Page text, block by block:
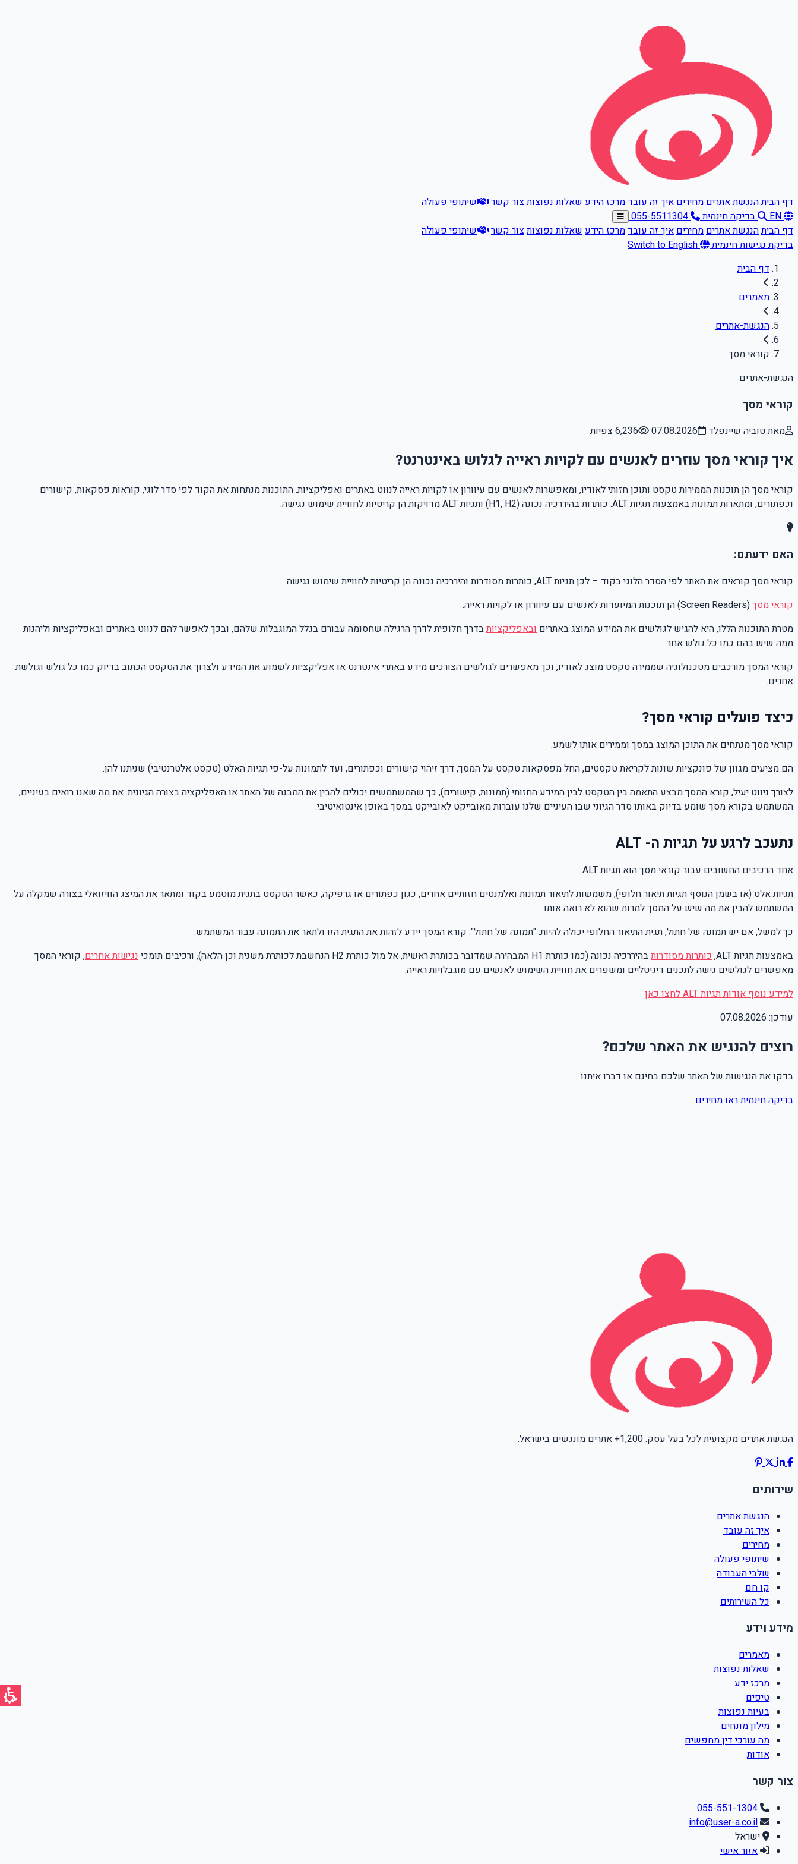
דף הביתהנגשת אתריםמחיריםאיך זה עובדמרכז הידעשאלות נפוצותצור קשר
שיתופי פעולה
EN
בדיקה חינמית
055-5511304
דף הביתהנגשת אתריםמחיריםאיך זה עובדמרכז הידעשאלות נפוצותצור קשר
שיתופי פעולה
בדיקת נגישות חינמית
Switch to English
דף הבית
מאמרים
הנגשת-אתרים
קוראי מסך
הנגשת-אתרים
קוראי מסך
מאת טוביה שיינפלד 07.08.2026 6,236 צפיות
איך קוראי מסך עוזרים לאנשים עם לקויות ראייה לגלוש באינטרנט?
קוראי מסך הן תוכנות הממירות טקסט ותוכן חזותי לאודיו, ומאפשרות לאנשים עם עיוורון או לקויות ראייה לנווט באתרים ואפליקציות. התוכנות מנתחות את הקוד לפי סדר לוגי, קוראות פסקאות, קישורים
וכפתורים, ומתארות תמונות באמצעות תגיות ALT. כותרות בהיררכיה נכונה (H1, H2) ותגיות ALT מדויקות הן קריטיות לחוויית שימוש נגישה.
האם ידעתם:
קוראי מסך קוראים את האתר לפי הסדר הלוגי בקוד – לכן תגיות ALT, כותרות מסודרות והיררכיה נכונה הן קריטיות לחוויית שימוש נגישה.
קוראי מסך(Screen Readers) הן תוכנות המיועדות לאנשים עם עיוורון או לקויות ראייה.
מטרת התוכנות הללו, היא להגיש לגולשים את המידע המוצג באתרים ובאפליקציותבדרך חלופית לדרך הרגילה שחסומה עבורם בגלל המוגבלות שלהם, ובכך לאפשר להם לנווט באתרים ובאפליקציות וליהנות
ממה שיש בהם כמו כל גולש אחר.
קוראי המסך מורכבים מטכנולוגיה שממירה טקסט מוצג לאודיו, וכך מאפשרים לגולשים הצורכים מידע באתרי אינטרנט או אפליקציות לשמוע את המידע ולצרוך את הטקסט הכתוב בדיוק כמו כל גולש וגולשת
אחרים.
כיצד פועלים קוראי מסך?
קוראי מסך מנתחים את התוכן המוצג במסך וממירים אותו לשמע.
הם מציעים מגוון של פונקציות שונות לקריאת טקסטים, החל מפסקאות טקסט על המסך, דרך זיהוי קישורים וכפתורים, ועד לתמונות על-פי תגיות האלט (טקסט אלטרנטיבי) שניתנו להן.
לצורך ניווט יעיל, קורא המסך מבצע התאמה בין הטקסט לבין המידע החזותי (תמונות, קישורים), כך שהמשתמשים יכולים להבין את המבנה של האתר או האפליקציה בצורה הגיונית. את מה שאנו רואים בעיניים,
המשתמש בקורא מסך שומע בדיוק באותו סדר הגיוני שבו העיניים שלנו עוברות מאובייקט לאובייקט במסך באופן אינטואיטיבי.
נתעכב לרגע על תגיות ה- ALT
אחד הרכיבים החשובים עבור קוראי מסך הוא תגיות ALT.
תגיות אלט (או בשמן הנוסף תגיות תיאור חלופי), משמשות לתיאור תמונות ואלמנטים חזותיים אחרים, כגון כפתורים או גרפיקה, כאשר הטקסט בתגית מוטמע בקוד ומתאר את המיצג הוויזואלי בצורה שמקלה על
המשתמש להבין את מה שיש על המסך למרות שהוא לא רואה אותו.
כך למשל, אם יש תמונה של חתול, תגית התיאור החלופי יכולה להיות: "תמונה של חתול". קורא המסך יידע לזהות את התגית הזו ולתאר את התמונה עבור המשתמש.
באמצעות תגיות ALT,
כותרות מסודרותבהיררכיה נכונה (כמו כותרת H1 המבהירה שמדובר בכותרת ראשית, אל מול כותרת H2 הנחשבת לכותרת משנית וכן הלאה), ורכיבים תומכי נגישות אחרים, קוראי המסך
מאפשרים לגולשים גישה לתכנים דיגיטליים ומשפרים את חוויית השימוש לאנשים עם מוגבלויות ראייה.
למידע נוסף אודות תגיות ALT לחצו כאן
עודכן: 07.08.2026
רוצים להנגיש את האתר שלכם?
בדקו את הנגישות של האתר שלכם בחינם או דברו איתנו
בדיקה חינמיתראו מחירים
הנגשת אתרים מקצועית לכל בעל עסק. 1,200+ אתרים מונגשים בישראל.
שירותים
הנגשת אתרים
איך זה עובד
מחירים
שיתופי פעולה
שלבי העבודה
קו חם
כל השירותים
מידע וידע
מאמרים
שאלות נפוצות
מרכז ידע
טיפים
בעיות נפוצות
מילון מונחים
מה עורכי דין מחפשים
אודות
צור קשר
055-551-1304
info@user-a.co.il
ישראל
אזור אישי